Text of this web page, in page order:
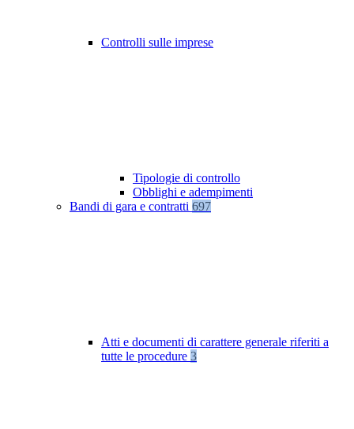
Controlli sulle imprese
Tipologie di controllo
Obblighi e adempimenti
Bandi di gara e contratti 697
Atti e documenti di carattere generale riferiti a
tutte le procedure 3